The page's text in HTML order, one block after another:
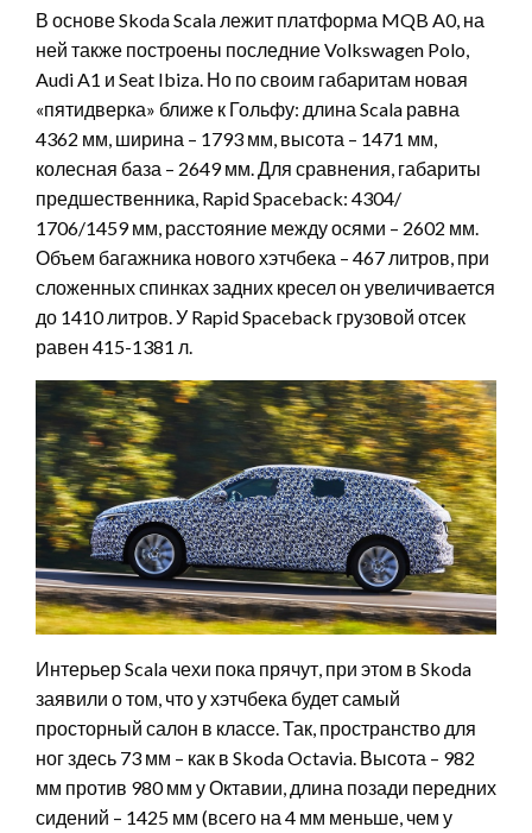
В основе Skoda Scala лежит платформа MQB A0, на
ней также построены последние Volkswagen Polo,
Audi A1 и Seat Ibiza. Но по своим габаритам новая
«пятидверка» ближе к Гольфу: длина Scala равна
4362 мм, ширина – 1793 мм, высота – 1471 мм,
колесная база – 2649 мм. Для сравнения, габариты
предшественника, Rapid Spaceback: 4304/
1706/1459 мм, расстояние между осями – 2602 мм.
Объем багажника нового хэтчбека – 467 литров, при
сложенных спинках задних кресел он увеличивается
до 1410 литров. У Rapid Spaceback грузовой отсек
равен 415-1381 л.
Интерьер Scala чехи пока прячут, при этом в Skoda
заявили о том, что у хэтчбека будет самый
просторный салон в классе. Так, пространство для
ног здесь 73 мм – как в Skoda Octavia. Высота – 982
мм против 980 мм у Октавии, длина позади передних
сидений – 1425 мм (всего на 4 мм меньше, чем у